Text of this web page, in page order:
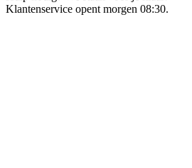
Klantenservice opent morgen 08:30.